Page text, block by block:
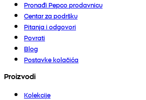
Pronađi Pepco prodavnicu
Centar za podršku
Pitanja i odgovori
Povrati
Blog
Postavke kolačića
Proizvodi
Kolekcije